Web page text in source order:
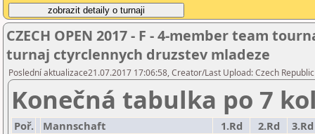
CZECH OPEN 2017 - F - 4-member team
turnaj ctyrclennych druzstev mladeze
Poslední aktualizace21.07.2017 17:06:58, Creator/Last Upload: Czech
Konečná tabulka po 7
Poř. Mannschaft 1.Rd 2.Rd
3.Rd